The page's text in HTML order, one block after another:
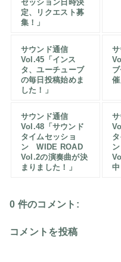
セッション日時決
定、リクエスト募
集！」
サウンド通信
Vol.45「インス
タ、ユーチューブ
の毎日投稿始めま
した！」
催
サウンド通信
Vol.48「サウンド
タイムセッショ
ン WIDE ROAD
Vol.2の演奏曲が決
まりました！」
中
0 件のコメント:
コメントを投稿